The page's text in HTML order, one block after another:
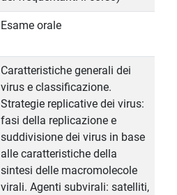
Esame orale
Caratteristiche generali dei
virus e classificazione.
Strategie replicative dei virus:
fasi della replicazione e
suddivisione dei virus in base
alle caratteristiche della
sintesi delle macromolecole
virali. Agenti subvirali: satelliti,